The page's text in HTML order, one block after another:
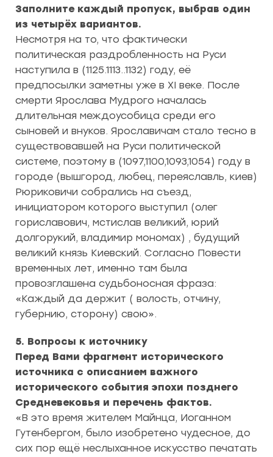
Заполните каждый пропуск, выбрав один
из четырёх вариантов.
Несмотря на то, что фактически
политическая раздробленность на Руси
наступила в (1125.1113..1132) году, её
предпосылки заметны уже в XI веке. После
смерти Ярослава Мудрого началась
длительная междоусобица среди его
сыновей и внуков. Ярославичам стало тесно в
существовавшей на Руси политической
системе, поэтому в (1097,1100,1093,1054) году в
городе (вышгород, любец, переяславль, киев)
Рюриковичи собрались на съезд,
инициатором которого выступил (олег
гориславович, мстислав великий, юрий
долгорукий, владимир мономах) , будущий
великий князь Киевский. Согласно Повести
временных лет, именно там была
провозглашена судьбоносная фраза:
«Каждый да держит ( волость, отчину,
губернию, сторону) свою».
5. Вопросы к источнику
Перед Вами фрагмент исторического
источника с описанием важного
исторического события эпохи позднего
Средневековья и перечень фактов.
«В это время жителем Майнца, Иоганном
Гутенбергом, было изобретено чудесное, до
сих пор ещё неслыханное искусство печатать